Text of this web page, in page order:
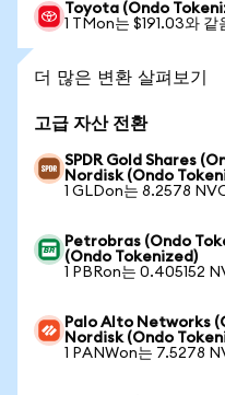
Toyota (Ondo
1 TMon는 $191.03와 같
더 많은 변환 살펴보기
고급 자산 전환
SPDR Gold Shares
Nordisk (Ondo
1 GLDon는 8.2578
Petrobras (Ondo
(Ondo Tokenized)
1 PBRon는 0.405152
Palo Alto Networks
Nordisk (Ondo
1 PANWon는 7.5278